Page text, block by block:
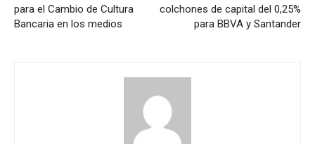
para el Cambio de Cultura
Bancaria en los medios
colchones de capital del 0,25%
para BBVA y Santander